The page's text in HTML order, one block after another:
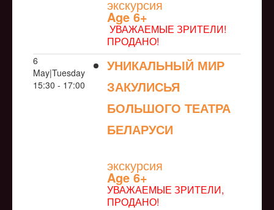
экскурсия
Age 6+
УВАЖАЕМЫЕ ЗРИТЕЛИ!
ПРОДАНО!
6
May|Tuesday
15:30 - 17:00
УНИКАЛЬНЫЙ МИР
ЗАКУЛИСЬЯ
БОЛЬШОГО ТЕАТРА
БЕЛАРУСИ
экскурсия
Age 6+
УВАЖАЕМЫЕ ЗРИТЕЛИ,
ПРОДАНО!